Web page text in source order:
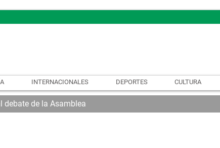
INTERNACIONALES DEPORTES CULTURA
debate de la Asamblea